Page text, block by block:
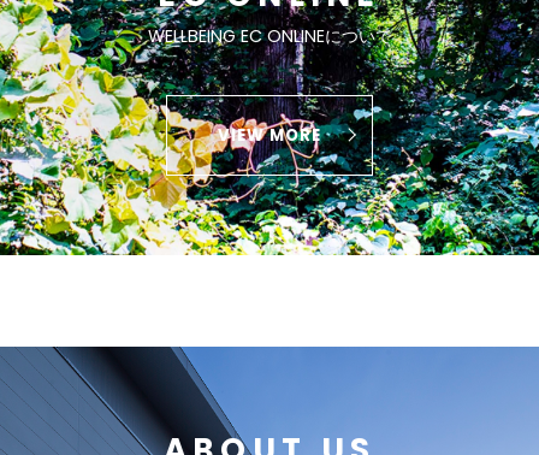
WELLBEING EC ONLINEについて
VIEW MORE